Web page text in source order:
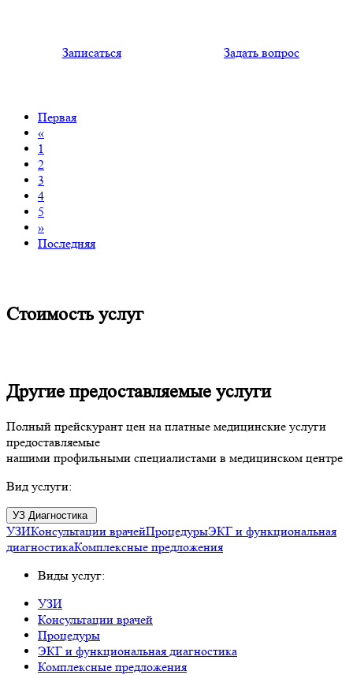
Записаться Задать вопрос
Первая
«
1
2
3
4
5
»
Последняя
Стоимость услуг
Другие предоставляемые услуги
Полный прейскурант цен на платные медицинские услуги
предоставляемые
нашими профильными специалистами в медицинском центре
Вид услуги:
УЗ Диагностика
УЗИКонсультации врачейПроцедурыЭКГ и функциональная
диагностикаКомплексные предложения
Виды услуг:
УЗИ
Консультации врачей
Процедуры
ЭКГ и функциональная диагностика
Комплексные предложения